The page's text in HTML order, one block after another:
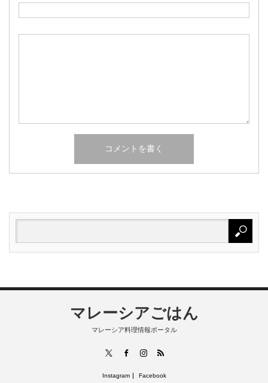
マレーシアごはん
マレーシア料理情報ポータル
FacebookInstagram
RSS
Instagram Facebook